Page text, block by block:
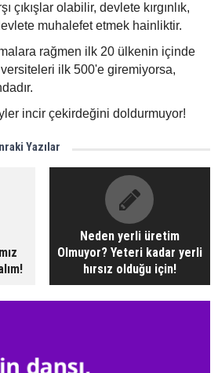
çıkışlar olabilir, devlete kırgınlık,
muhalefet etmek hainliktir.
rağmen ilk 20 ülkenin içinde
ilk 500'e giremiyorsa,
incir çekirdeğini doldurmuyor!
Yazılar
Neden yerli üretim
Olmuyor? Yeteri kadar yerli
hırsız olduğu için!